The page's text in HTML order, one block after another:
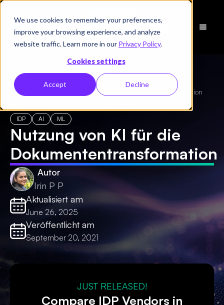
We use cookies to remember your preferences,
improve your browsing experience, and analyze
website traffic. Learn more in our Privacy Policy.
Cookies settings
Accept Decline
Demo
vereinbaren
← Alle Blogs Nutzung von KI für die Dokumententransformation
IDP AI ML
Nutzung von KI für die
Dokumententransformation
Autor
Irin P P
Aktualisiert am
June 26, 2025
Veröffentlicht am
September 20, 2021
JUST RELEASED!
Compare IDP Vendors in